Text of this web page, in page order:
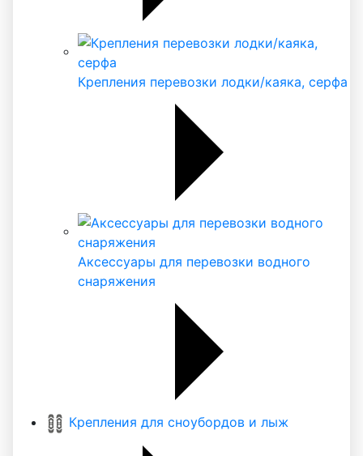
Крепления перевозки лодки/каяка, серфа
Аксессуары для перевозки водного
снаряжения
Крепления для сноубордов и лыж